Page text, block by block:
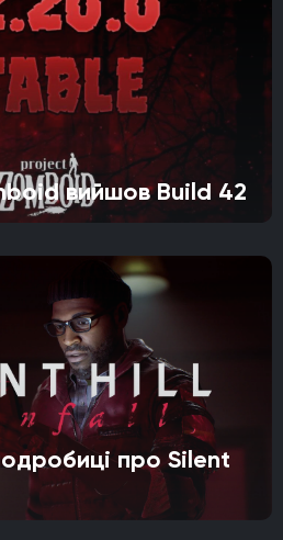
вийшов Build 42
про Silent